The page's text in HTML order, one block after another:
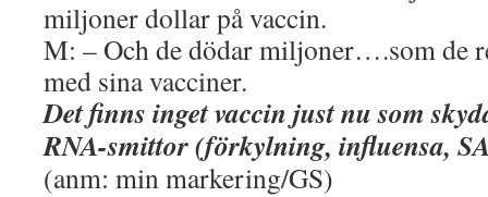
miljoner dollar på vaccin.
M: – Och de dödar miljoner….som de
med sina vacciner.
Det finns inget vaccin just nu som
RNA-smittor (förkylning, influensa,
(anm: min markering/GS)